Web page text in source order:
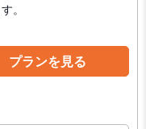
。
プランを見る